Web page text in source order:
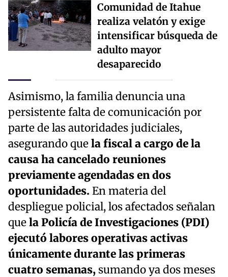
Comunidad de Itahue
realiza velatón y exige
intensificar búsqueda de
adulto mayor
desaparecido
Asimismo, la familia denuncia una
persistente falta de comunicación por
parte de las autoridades judiciales,
asegurando quela fiscal a cargo de la
causa ha cancelado reuniones
previamente agendadas en dos
oportunidades. En materia del
despliegue policial, los afectados señalan
quela Policía de Investigaciones (PDI)
ejecutó labores operativas activas
únicamente durante las primeras
cuatro semanas, sumando ya dos meses